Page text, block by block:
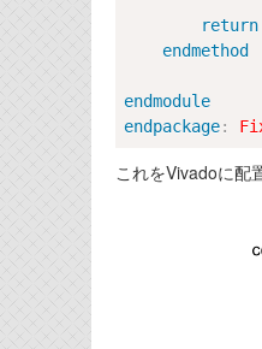
return
endmethod
endmodule
endpackage:
これをVivadoに配